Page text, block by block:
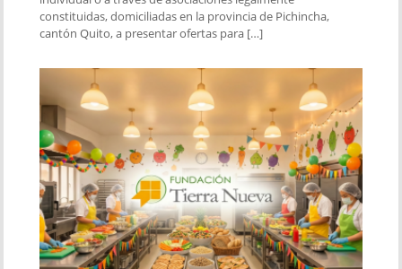
constituidas, domiciliadas en la provincia de Pichincha,
cantón Quito, a presentar ofertas para […]